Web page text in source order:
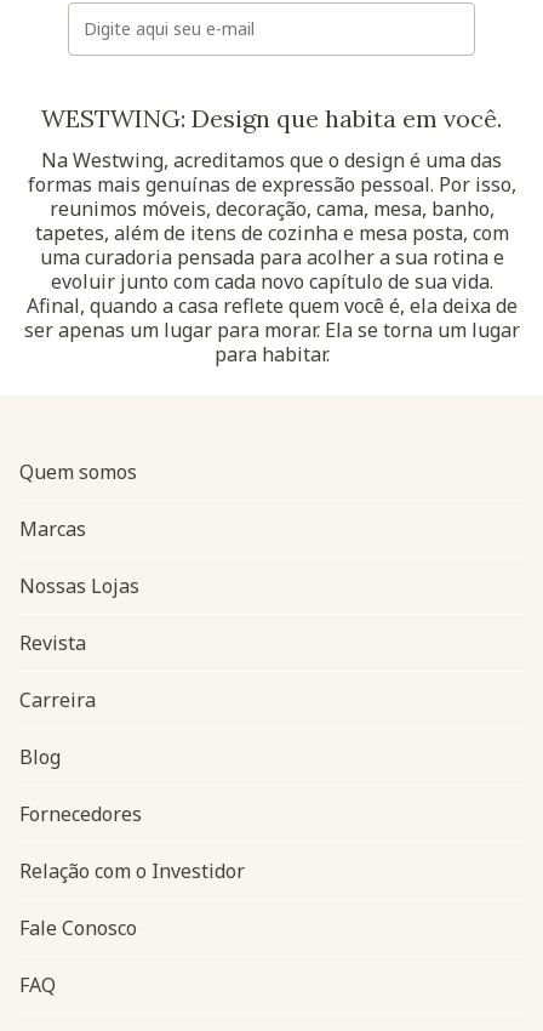
E-mail
WESTWING: Design que habita em você.
Na Westwing, acreditamos que o design é uma das
formas mais genuínas de expressão pessoal. Por isso,
reunimos móveis, decoração, cama, mesa, banho,
tapetes, além de itens de cozinha e mesa posta, com
uma curadoria pensada para acolher a sua rotina e
evoluir junto com cada novo capítulo de sua vida.
Afinal, quando a casa reflete quem você é, ela deixa de
ser apenas um lugar para morar. Ela se torna um lugar
para habitar.
Navegação do rodapé
Quem somos
Marcas
Nossas Lojas
Revista
Carreira
Blog
Fornecedores
Relação com o Investidor
Fale Conosco
FAQ